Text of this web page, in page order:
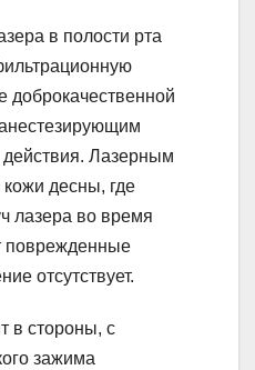
в полости рта
доброкачественной
Лазерным
десны, где
лазера во время
поврежденные
отсутствует.
в стороны, с
зажима